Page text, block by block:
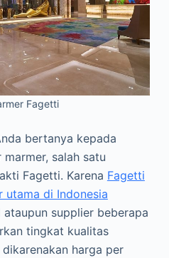
Fagetti
bertanya kepada
salah satu
Fagetti. Karena Fagetti
utama di Indonesia
supplier beberapa
tingkat kualitas
harga per